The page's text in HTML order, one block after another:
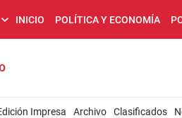
INICIO POLÍTICA Y ECONOMÍA
Impresa Archivo Clasificados